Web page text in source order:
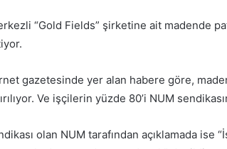
“Gold Fields” şirketine ait madende
gazetesinde yer alan habere göre,
Ve işçilerin yüzde 80’i NUM
olan NUM tarafından açıklamada